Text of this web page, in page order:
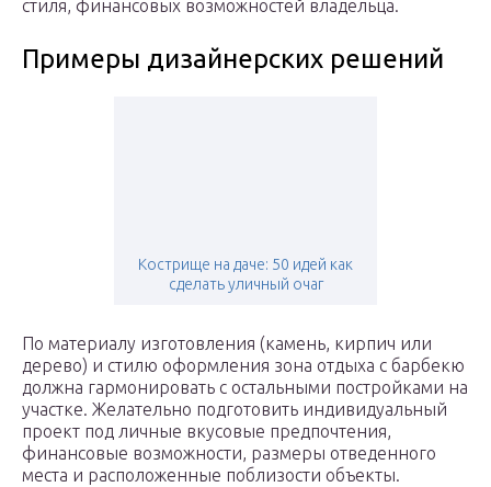
стиля, финансовых возможностей владельца.
Примеры дизайнерских решений
Кострище на даче: 50 идей как
сделать уличный очаг
По материалу изготовления (камень, кирпич или
дерево) и стилю оформления зона отдыха с барбекю
должна гармонировать с остальными постройками на
участке. Желательно подготовить индивидуальный
проект под личные вкусовые предпочтения,
финансовые возможности, размеры отведенного
места и расположенные поблизости объекты.